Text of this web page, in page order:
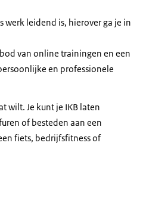
werk leidend is, hierover ga je in
van online trainingen en een
en professionele
wilt. Je kunt je IKB laten
of besteden aan een
fiets, bedrijfsfitness of